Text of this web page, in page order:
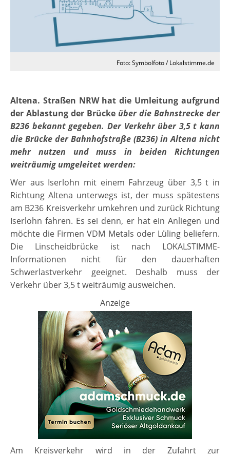
Foto: Symbolfoto / Lokalstimme.de
Altena. Straßen NRW hat die Umleitung aufgrund
der Ablastung der Brücke über die Bahnstrecke der
B236 bekannt gegeben. Der Verkehr über 3,5 t kann
die Brücke der Bahnhofstraße (B236) in Altena nicht
mehr nutzen und muss in beiden Richtungen
weiträumig umgeleitet werden:
Wer aus Iserlohn mit einem Fahrzeug über 3,5 t in
Richtung Altena unterwegs ist, der muss spätestens
am B236 Kreisverkehr umkehren und zurück Richtung
Iserlohn fahren. Es sei denn, er hat ein Anliegen und
möchte die Firmen VDM Metals oder Lüling beliefern.
Die Linscheidbrücke ist nach LOKALSTIMME-
Informationen nicht für den dauerhaften
Schwerlastverkehr geeignet. Deshalb muss der
Verkehr über 3,5 t weiträumig ausweichen.
Anzeige
Am Kreisverkehr wird in der Zufahrt zur